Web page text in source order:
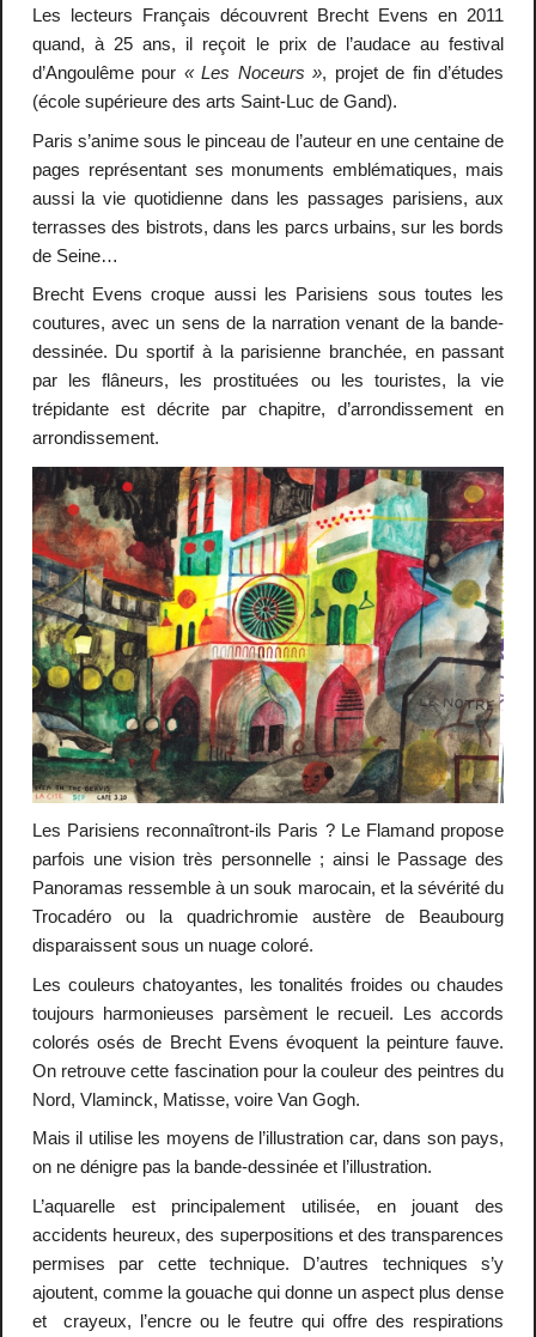
Les lecteurs Français découvrent Brecht Evens en 2011
quand, à 25 ans, il reçoit le prix de l’audace au festival
d’Angoulême pour « Les Noceurs », projet de fin d’études
(école supérieure des arts Saint-Luc de Gand).
Paris s’anime sous le pinceau de l’auteur en une centaine de
pages représentant ses monuments emblématiques, mais
aussi la vie quotidienne dans les passages parisiens, aux
terrasses des bistrots, dans les parcs urbains, sur les bords
de Seine…
Brecht Evens croque aussi les Parisiens sous toutes les
coutures, avec un sens de la narration venant de la bande-
dessinée. Du sportif à la parisienne branchée, en passant
par les flâneurs, les prostituées ou les touristes, la vie
trépidante est décrite par chapitre, d’arrondissement en
arrondissement.
Les Parisiens reconnaîtront-ils Paris ? Le Flamand propose
parfois une vision très personnelle ; ainsi le Passage des
Panoramas ressemble à un souk marocain, et la sévérité du
Trocadéro ou la quadrichromie austère de Beaubourg
disparaissent sous un nuage coloré.
Les couleurs chatoyantes, les tonalités froides ou chaudes
toujours harmonieuses parsèment le recueil. Les accords
colorés osés de Brecht Evens évoquent la peinture fauve.
On retrouve cette fascination pour la couleur des peintres du
Nord, Vlaminck, Matisse, voire Van Gogh.
Mais il utilise les moyens de l’illustration car, dans son pays,
on ne dénigre pas la bande-dessinée et l’illustration.
L’aquarelle est principalement utilisée, en jouant des
accidents heureux, des superpositions et des transparences
permises par cette technique. D’autres techniques s’y
ajoutent, comme la gouache qui donne un aspect plus dense
et crayeux, l’encre ou le feutre qui offre des respirations